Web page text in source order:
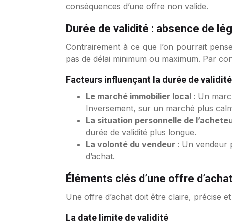
conséquences d’une offre non valide.
Durée de validité : absence de
Contrairement à ce que l’on pourrait
pas de délai minimum ou maximum. Par
Facteurs influençant la durée de validité
Le marché immobilier local : Un
Inversement, sur un marché plus
La situation personnelle de
durée de validité plus longue.
La volonté du vendeur : Un vendeur
d’achat.
Éléments clés d’une offre
Une offre d’achat doit être claire, précise
La date limite de validité